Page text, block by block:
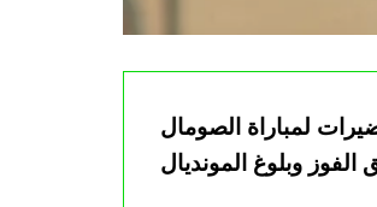
لمباراة الصومال